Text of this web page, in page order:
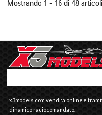
Mostrando 1 - 16 di 48 articoli
x3models.com vendita online e
dinamico radiocomandato.